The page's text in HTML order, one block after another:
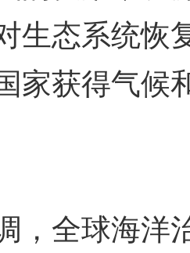
生态系统恢
家获得气候
全球海洋